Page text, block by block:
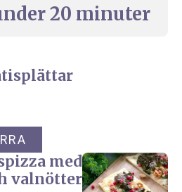
20 minuter
med
valnötter